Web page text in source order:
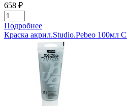
658 ₽
Подробнее
Краска акрил.Studio.Pebeo 100мл